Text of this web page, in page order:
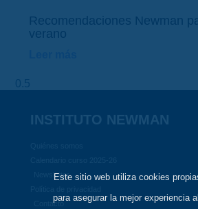
Recomendaciones Newman
verano
INSTITUTO NEWMAN
Newsletter
Contacto
Este sitio web utiliza cookies
para asegurar la mejor experiencia